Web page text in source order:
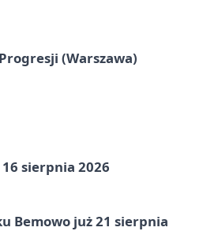
(Warszawa)
sierpnia 2026
Bemowo już 21 sierpnia